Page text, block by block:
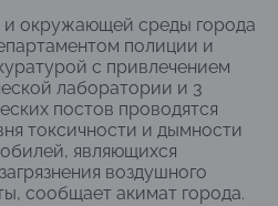
и окружающей среды города
полиции и
с привлечением
лаборатории и 3
постов проводятся
токсичности и дымности
являющихся
воздушного
сообщает акимат города.